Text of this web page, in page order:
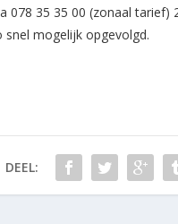
078 35 35 00 (zonaal
snel mogelijk opgevolgd.
DEEL: